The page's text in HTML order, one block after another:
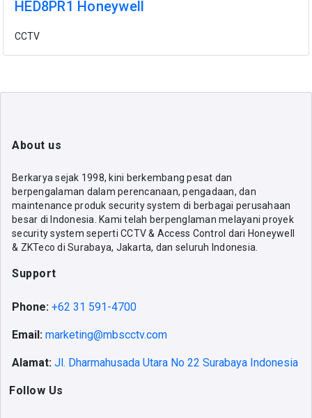
HED8PR1 Honeywell
CCTV
About us
Berkarya sejak 1998, kini berkembang pesat dan
berpengalaman dalam perencanaan, pengadaan, dan
maintenance produk security system di berbagai perusahaan
besar di Indonesia. Kami telah berpenglaman melayani proyek
security system seperti CCTV & Access Control dari Honeywell
& ZKTeco di Surabaya, Jakarta, dan seluruh Indonesia.
Support
Phone: +62 31 591-4700
Email: marketing@mbscctv.com
Alamat: Jl. Dharmahusada Utara No 22 Surabaya Indonesia
Follow Us